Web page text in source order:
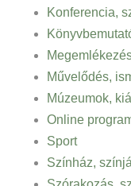
Konferencia,
Művelődés,
Múzeumok,
Online
Sport
Színház,